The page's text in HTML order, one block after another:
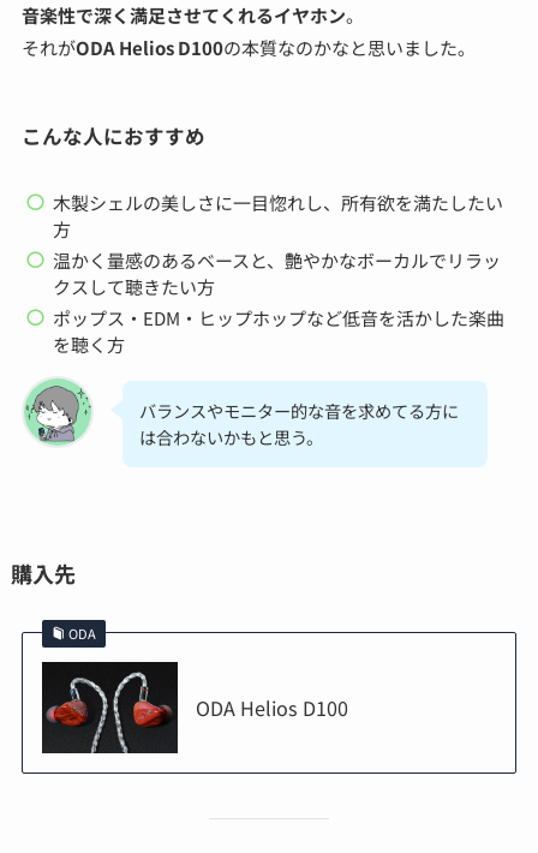
音楽性で深く満足させてくれるイヤホン。
それがODA Helios D100の本質なのかなと思いました。
こんな人におすすめ
木製シェルの美しさに一目惚れし、所有欲を満たしたい
方
温かく量感のあるベースと、艶やかなボーカルでリラッ
クスして聴きたい方
ポップス・EDM・ヒップホップなど低音を活かした楽曲
を聴く方
バランスやモニター的な音を求めてる方に
は合わないかもと思う。
購入先
ODA
ODA Helios D100